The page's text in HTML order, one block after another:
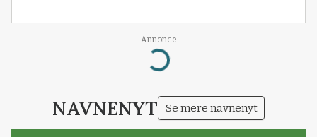
Annonce
Loading...
NAVNENYT Se mere navnenyt